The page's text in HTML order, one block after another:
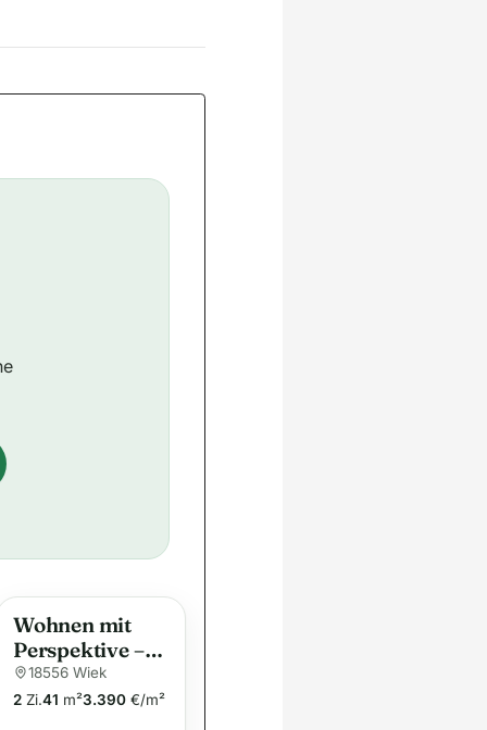
Wohnen mit
Perspektive –
als Zuhause
oder
18556 Wiek
2 Zi.41 m²3.390 €/m²